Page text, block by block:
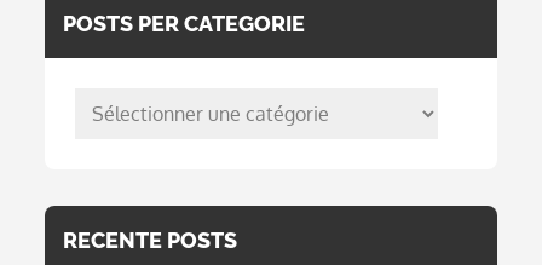
POSTS PER CATEGORIE
posts
RECENTE POSTS